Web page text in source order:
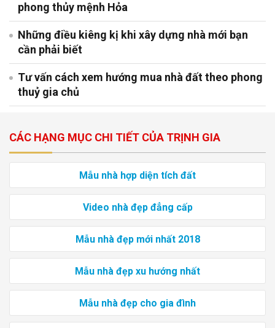
phong thủy mệnh Hỏa
Những điều kiêng kị khi xây dựng nhà mới bạn
cần phải biết
Tư vấn cách xem hướng mua nhà đất theo phong
thuỷ gia chủ
CÁC HẠNG MỤC CHI TIẾT CỦA TRỊNH GIA
Mẫu nhà hợp diện tích đất
Video nhà đẹp đẳng cấp
Mẫu nhà đẹp mới nhất 2018
Mẫu nhà đẹp xu hướng nhất
Mẫu nhà đẹp cho gia đình